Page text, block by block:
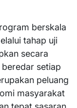
berskala
tahap uji
secara
setiap
peluang
masyarakat